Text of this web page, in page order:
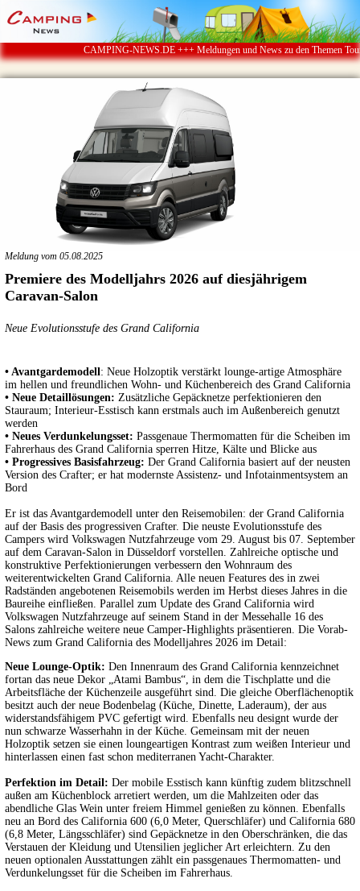
CAMPING-NEWS.DE +++ Meldungen und News zu den Themen
Meldung vom 05.08.2025
Premiere des Modelljahrs 2026 auf diesjährigem
Caravan-Salon
Neue Evolutionsstufe des Grand California
• Avantgardemodell: Neue Holzoptik verstärkt lounge-artige Atmosphäre
im hellen und freundlichen Wohn- und Küchenbereich des Grand California
• Neue Detaillösungen: Zusätzliche Gepäcknetze perfektionieren den
Stauraum; Interieur-Esstisch kann erstmals auch im Außenbereich genutzt
werden
• Neues Verdunkelungsset: Passgenaue Thermomatten für die Scheiben im
Fahrerhaus des Grand California sperren Hitze, Kälte und Blicke aus
• Progressives Basisfahrzeug: Der Grand California basiert auf der neusten
Version des Crafter; er hat modernste Assistenz- und Infotainmentsystem an
Bord
Er ist das Avantgardemodell unter den Reisemobilen: der Grand California
auf der Basis des progressiven Crafter. Die neuste Evolutionsstufe des
Campers wird Volkswagen Nutzfahrzeuge vom 29. August bis 07. September
auf dem Caravan-Salon in Düsseldorf vorstellen. Zahlreiche optische und
konstruktive Perfektionierungen verbessern den Wohnraum des
weiterentwickelten Grand California. Alle neuen Features des in zwei
Radständen angebotenen Reisemobils werden im Herbst dieses Jahres in die
Baureihe einfließen. Parallel zum Update des Grand California wird
Volkswagen Nutzfahrzeuge auf seinem Stand in der Messehalle 16 des
Salons zahlreiche weitere neue Camper-Highlights präsentieren. Die Vorab-
News zum Grand California des Modelljahres 2026 im Detail:
Neue Lounge-Optik: Den Innenraum des Grand California kennzeichnet
fortan das neue Dekor „Atami Bambus“, in dem die Tischplatte und die
Arbeitsfläche der Küchenzeile ausgeführt sind. Die gleiche Oberflächenoptik
besitzt auch der neue Bodenbelag (Küche, Dinette, Laderaum), der aus
widerstandsfähigem PVC gefertigt wird. Ebenfalls neu designt wurde der
nun schwarze Wasserhahn in der Küche. Gemeinsam mit der neuen
Holzoptik setzen sie einen loungeartigen Kontrast zum weißen Interieur und
hinterlassen einen fast schon mediterranen Yacht-Charakter.
Perfektion im Detail: Der mobile Esstisch kann künftig zudem blitzschnell
außen am Küchenblock arretiert werden, um die Mahlzeiten oder das
abendliche Glas Wein unter freiem Himmel genießen zu können. Ebenfalls
neu an Bord des California 600 (6,0 Meter, Querschläfer) und California 680
(6,8 Meter, Längsschläfer) sind Gepäcknetze in den Oberschränken, die das
Verstauen der Kleidung und Utensilien jeglicher Art erleichtern. Zu den
neuen optionalen Ausstattungen zählt ein passgenaues Thermomatten- und
Verdunkelungsset für die Scheiben im Fahrerhaus.